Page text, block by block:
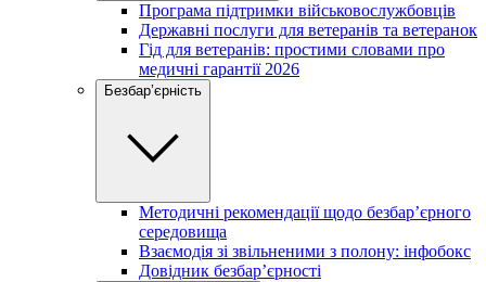
Програма підтримки військовослужбовців
Державні послуги для ветеранів та ветеранок
Гід для ветеранів: простими словами про
медичні гарантії 2026
Безбар’єрність
Методичні рекомендації щодо безбар’єрного
середовища
Взаємодія зі звільненими з полону: інфобокс
Довідник безбар’єрності